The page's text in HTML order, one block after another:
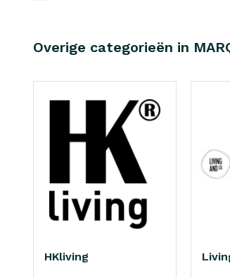
rotin(1)
Overige categorieën in
HKliving